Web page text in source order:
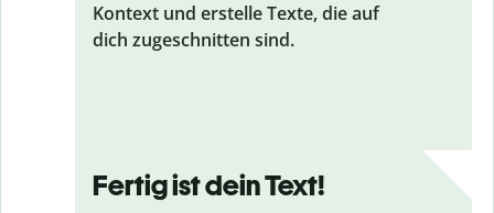
Kontext und erstelle Texte, die auf
dich zugeschnitten sind.
Fertig ist dein Text!